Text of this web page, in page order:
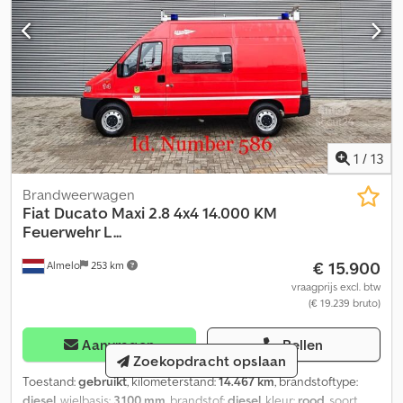
1 / 13
Almelo 253 km
Brandweerwagen
Fiat Ducato Maxi 2.8 4x4 14.000 KM
Feuerwehr L...
€ 15.900
vraagprijs excl. btw
(€ 19.239 bruto)
Aanvragen Bellen
Toestand:gebruikt, kilometerstand:14.467 km, brandstoftype:
Zoekopdracht opslaan